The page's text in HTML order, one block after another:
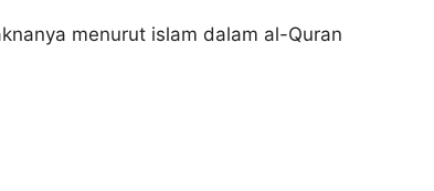
menurut islam dalam al-Quran